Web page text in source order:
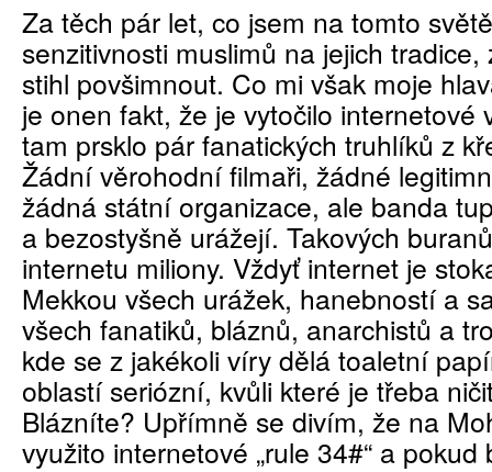
Za těch pár let, co jsem na tomto
senzitivnosti muslimů na jejich tradice,
stihl povšimnout. Co mi však moje
je onen fakt, že je vytočilo internetové
tam prsklo pár fanatických truhlíků z
Žádní věrohodní filmaři, žádné
žádná státní organizace, ale banda
a bezostyšně urážejí. Takových
internetu miliony. Vždyť internet je
Mekkou všech urážek, hanebností a
všech fanatiků, bláznů, anarchistů a
kde se z jakékoli víry dělá toaletní
oblastí seriózní, kvůli které je třeba
Blázníte? Upřímně se divím, že na
využito internetové „rule 34#“ a pokud